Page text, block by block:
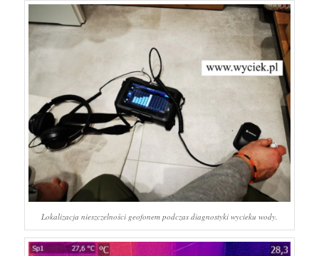
Lokalizacja nieszczelności geofonem podczas diagnostyki wycieku wody.